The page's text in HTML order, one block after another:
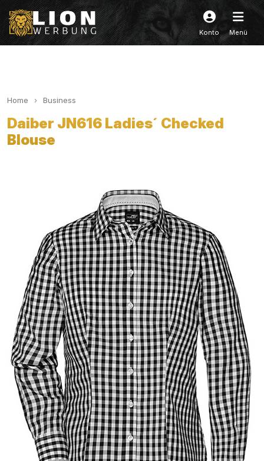
Konto Menü
Home Business
Daiber JN616 Ladies´ Checked
Blouse